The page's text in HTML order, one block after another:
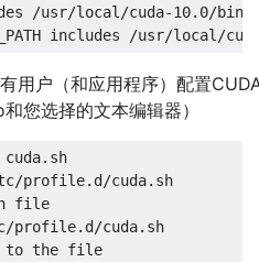
/usr/local/cuda-10.0/bin
用户（和应用程序）配置
您选择的文本编辑器）
profile.d/cuda.sh
file
profile.d/cuda.sh
to the file